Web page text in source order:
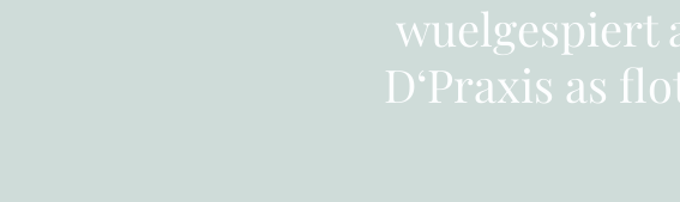
wuelgespiert
D‘Praxis as